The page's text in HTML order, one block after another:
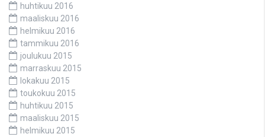
huhtikuu 2016
maaliskuu 2016
helmikuu 2016
tammikuu 2016
joulukuu 2015
marraskuu 2015
lokakuu 2015
toukokuu 2015
huhtikuu 2015
maaliskuu 2015
helmikuu 2015